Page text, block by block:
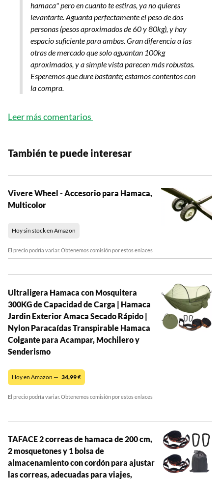
hamaca" pero en cuanto te estiras, ya no quieres
levantarte. Aguanta perfectamente el peso de dos
personas (pesos aproximados de 60 y 80kg), y hay
espacio suficiente para ambas. Gran diferencia a las
otras de mercado que solo aguantan 100kg
aproximados, y a simple vista parecen más robustas.
Esperemos que dure bastante; estamos contentos con
la compra.
Leer más comentarios
También te puede interesar
Vivere Wheel - Accesorio para Hamaca,
Multicolor
Hoy sin stock en Amazon
El precio podría variar. Obtenemos comisión por estos enlaces
Ultraligera Hamaca con Mosquitera
300KG de Capacidad de Carga | Hamaca
Jardin Exterior Amaca Secado Rápido |
Nylon Paracaídas Transpirable Hamaca
Colgante para Acampar, Mochilero y
Senderismo
Hoy en Amazon — 34,99€
El precio podría variar. Obtenemos comisión por estos enlaces
TAFACE 2 correas de hamaca de 200 cm,
2 mosquetones y 1 bolsa de
almacenamiento con cordón para ajustar
las correas, adecuadas para viajes,